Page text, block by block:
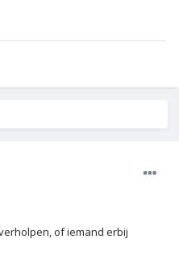
of iemand erbij